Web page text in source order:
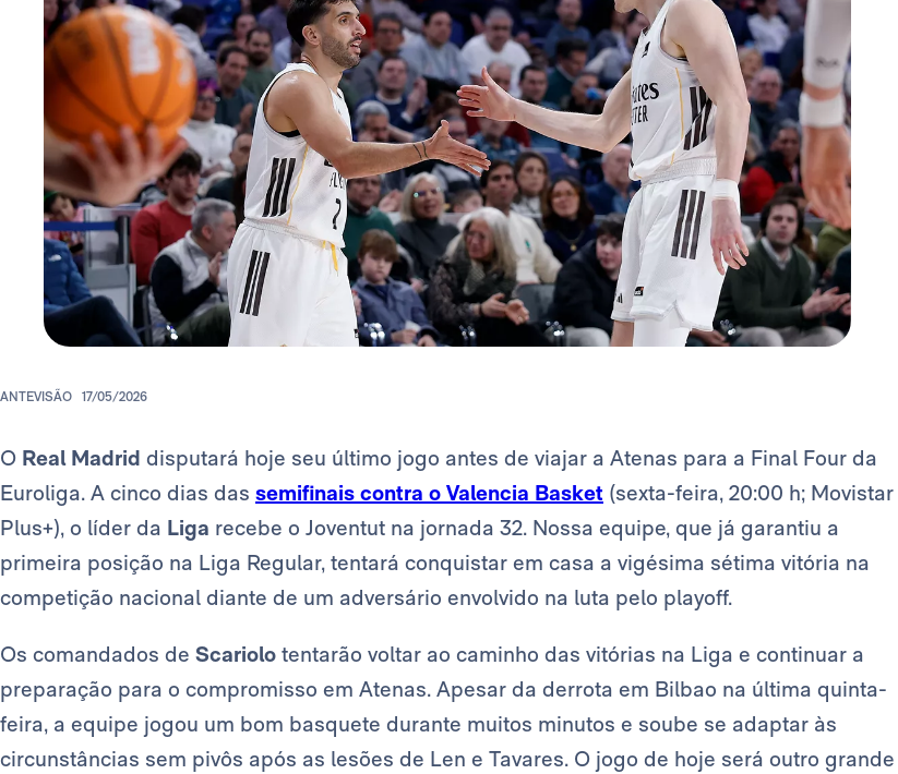
ANTEVISÃO 17/05/2026
O Real Madrid disputará hoje seu último jogo antes de viajar a Atenas para a Final Four da
Euroliga. A cinco dias das semifinais contra o Valencia Basket (sexta-feira, 20:00 h; Movistar
Plus+), o líder da Liga recebe o Joventut na jornada 32. Nossa equipe, que já garantiu a
primeira posição na Liga Regular, tentará conquistar em casa a vigésima sétima vitória na
competição nacional diante de um adversário envolvido na luta pelo playoff.
Os comandados de Scariolo tentarão voltar ao caminho das vitórias na Liga e continuar a
preparação para o compromisso em Atenas. Apesar da derrota em Bilbao na última quinta-
feira, a equipe jogou um bom basquete durante muitos minutos e soube se adaptar às
circunstâncias sem pivôs após as lesões de Len e Tavares. O jogo de hoje será outro grande